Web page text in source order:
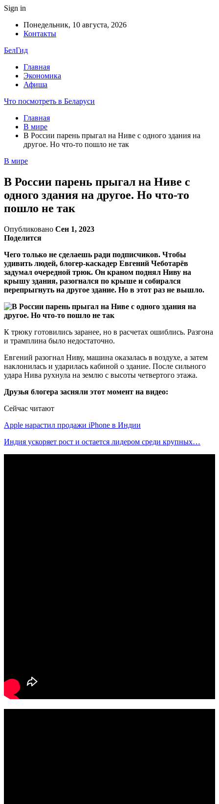
Sign in
Понедельник, 10 августа, 2026
Контакты
БелГид
Главная
Экономика
Афиша
Что посмотреть в Беларуси
Главная
В мире
В России парень прыгал на Ниве с одного здания на
другое. Но что-то пошло не так
В мире
В России парень прыгал на Ниве с
одного здания на другое. Но что-то
пошло не так
Опубликовано Сен 1, 2023
Поделится
Чего только не сделаешь ради подписчиков. Чтобы
удивить людей, блогер-каскадер Евгений Чеботарёв
задумал очередной трюк. Он краном поднял Ниву на
крышу здания, разогнался по крыше и собирался
перепрыгнуть на другое здание. Но в этот раз не вышло.
К трюку готовились заранее, но в расчетах ошиблись. Разгона
и трамплина было недостаточно.
Евгений разогнал Ниву, машина оказалась в воздухе, а затем
наклонилась и ударилась кабиной о здание. После сильного
удара Нива рухнула на землю с высоты четвертого этажа.
Друзья блогера засняли этот момент на видео:
Сейчас читают
Apple нарастил продажи iPhone в Индии
Индия ускоряет рост и остается лидером среди крупных…